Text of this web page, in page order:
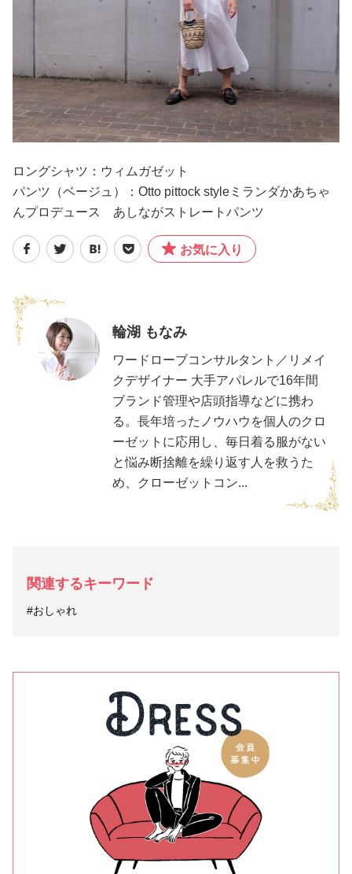
ロングシャツ：ウィムガゼット
パンツ（ベージュ）：Otto pittock styleミランダかあちゃ
んプロデュース あしながストレートパンツ
お気に入り
輪湖 もなみ
ワードローブコンサルタント／リメイ
クデザイナー 大手アパレルで16年間
ブランド管理や店頭指導などに携わ
る。長年培ったノウハウを個人のクロ
ーゼットに応用し、毎日着る服がない
と悩み断捨離を繰り返す人を救うた
め、クローゼットコン...
関連するキーワード
#おしゃれ